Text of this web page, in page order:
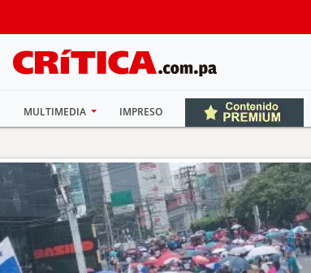
MULTIMEDIA IMPRESO